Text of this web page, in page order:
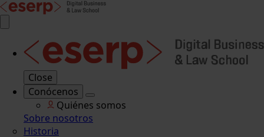
Close
Conócenos
Quiénes somos
Sobre nosotros
Historia